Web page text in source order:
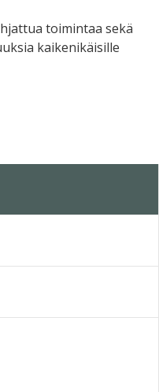
toimintaa sekä
kaikenikäisille